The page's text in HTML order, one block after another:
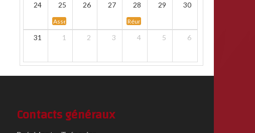
24 25 26 27 28 29 30
Assemblée statutaire des arbitres namuroisRéunion d&rsquo;informations : championnat
31 1 2 3 4 5 6
Contacts généraux